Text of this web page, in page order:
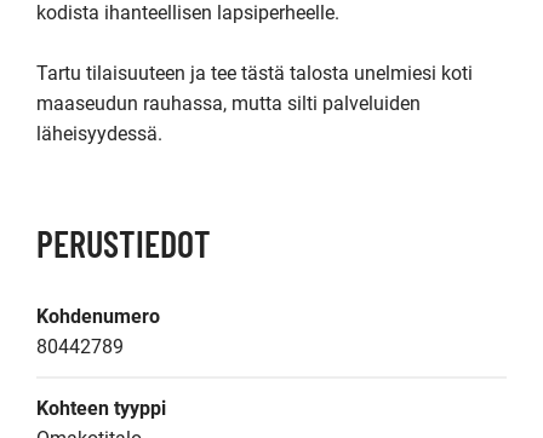
kodista ihanteellisen lapsiperheelle.
Tartu tilaisuuteen ja tee tästä talosta unelmiesi koti
maaseudun rauhassa, mutta silti palveluiden
läheisyydessä.
PERUSTIEDOT
Kohdenumero
80442789
Kohteen tyyppi